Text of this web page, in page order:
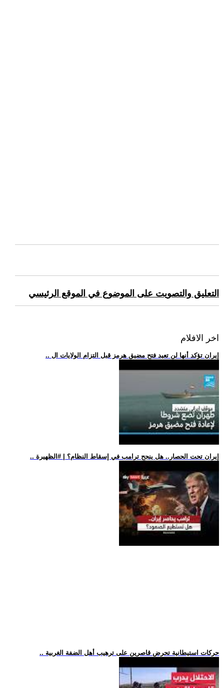
التعليق والتصويت على الموضوع في الموقع الرئيسي
اخر الافلام
.. إيران تؤكد أنها لن تعيد فتح مضيق هرمز قبل التزام الولايات ال
.. إيران تحت الحصار.. هل ينجح ترامب في إسقاط النظام؟ | #الظهيرة
.. حركات استيطانية تحرض قاصرين على ترهيب أهل الضفة الغربية